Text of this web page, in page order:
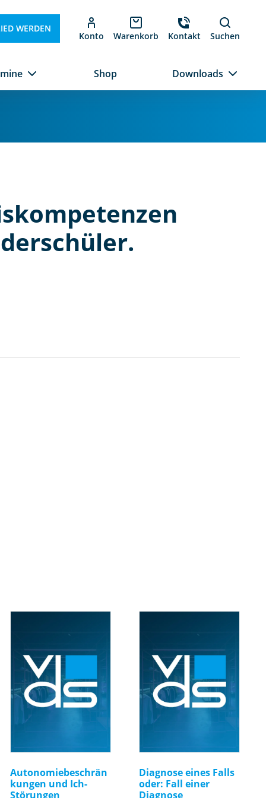
WERDEN
Konto Warenkorb Kontakt Suchen
Shop Downloads
Autonomiebeschrän
kungen und Ich-
Störungen
Diagnose eines Falls
oder: Fall einer
Diagnose